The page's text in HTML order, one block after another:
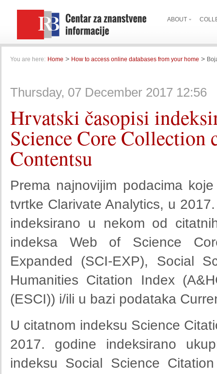
ABOUT
You are here: Home > How to access online databases from your home >
Thursday, 07 December 2017 12:56
Hrvatski časopisi
Science Core
Contentsu
Prema najnovijim podacima
tvrtke Clarivate Analytics, u
indeksirano u nekom od
indeksa Web of Science
Expanded (SCI-EXP), Social
Humanities Citation Index
(ESCI)) i/ili u bazi podataka
U citatnom indeksu Science
2017. godine indeksirano
indeksu Social Science